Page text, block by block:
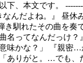
下、本文です。
なんだよね。』 昼休
き馴れたその曲を奏
名ってなんだっけ？
味かな？」 『親密
ありがと。…でも、